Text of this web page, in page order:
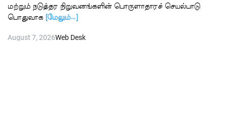
மற்றும் நடுத்தர நிறுவனங்களின் பொருளாதாரச் செயல்பாடு
பொதுவாக
[மேலும்…]
August 7, 2026Web Desk